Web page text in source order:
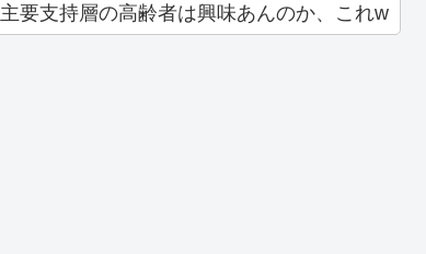
主要支持層の高齢者は興味あんのか、これw